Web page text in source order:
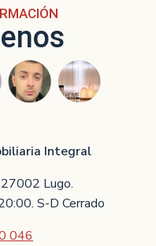
Integral
Lugo.
S-D Cerrado
046